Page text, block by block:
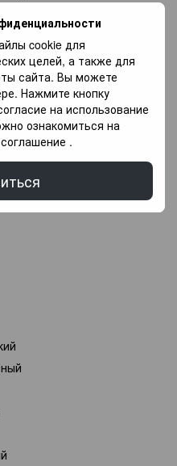
cookie для
целей, а также для
сайта. Вы можете
Нажмите кнопку
на использование
ознакомиться на
.
в Выборе, так же у
покрытие в оплату
платежами в течение 3